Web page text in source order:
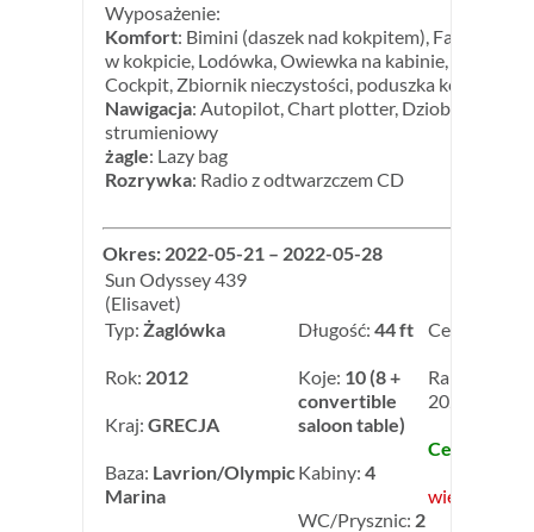
Wyposażenie:
Komfort: Bimini (daszek nad kokpitem), Falownik,
w kokpicie, Lodówka, Owiewka na kabinie, Ponton,
Cockpit, Zbiornik nieczystości, poduszka kokpitu
Nawigacja: Autopilot, Chart plotter, Dziobowy ster
strumieniowy
żagle: Lazy bag
Rozrywka: Radio z odtwarzczem CD
Okres: 2022-05-21 – 2022-05-28
Sun Odyssey 439
(Elisavet)
Typ: Żaglówka
Rok: 2012
Kraj: GRECJA
Baza: Lavrion/Olympic
Marina
Długość: 44 ft
Koje: 10 (8 +
convertible
saloon table)
Kabiny: 4
WC/Prysznic: 2
Cena:
Rabat
2022: -
Cena: 2
więcej